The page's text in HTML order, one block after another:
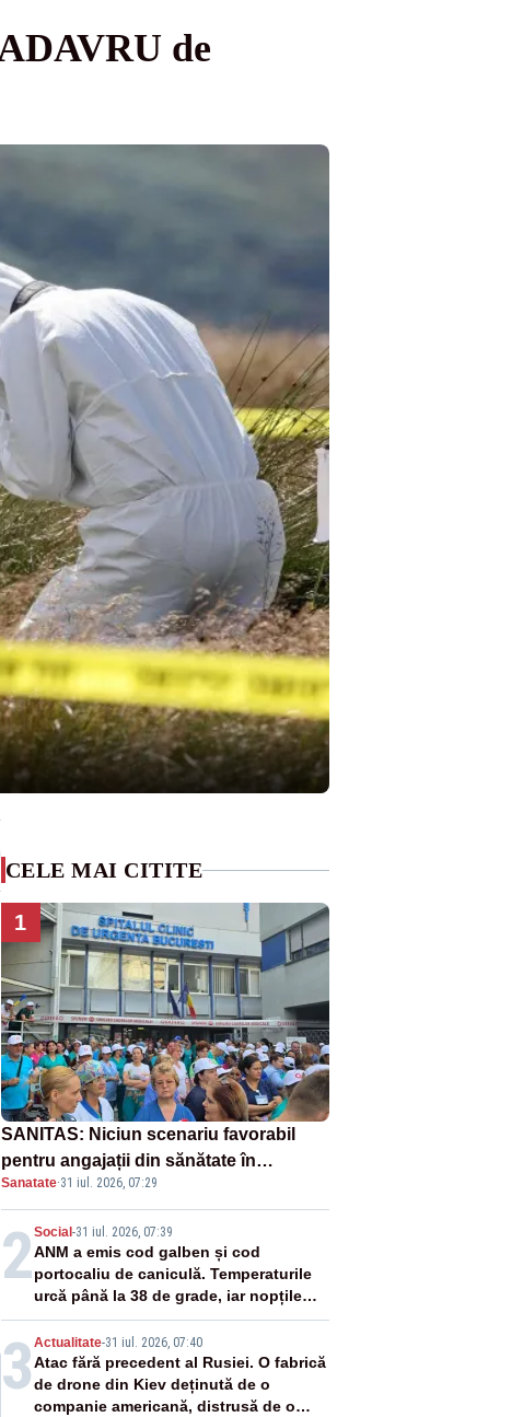
de
CELE MAI CITITE
1
SANITAS: Niciun scenariu favorabil
pentru angajații din sănătate în
proiectul Legii salarizării
Sanatate·31 iul. 2026, 07:29
2Social -31 iul. 2026, 07:39
ANM a emis cod galben și cod
portocaliu de caniculă. Temperaturile
urcă până la 38 de grade, iar nopțile
devin tropicale
3 Actualitate-31 iul. 2026, 07:40
Atac fără precedent al Rusiei. O fabrică
de drone din Kiev deținută de o
companie americană, distrusă de o